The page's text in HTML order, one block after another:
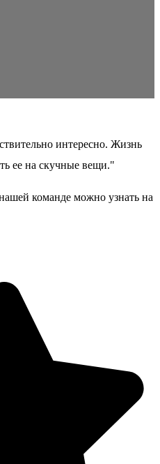
интересно. Жизнь
ее на скучные вещи."
команде можно узнать на